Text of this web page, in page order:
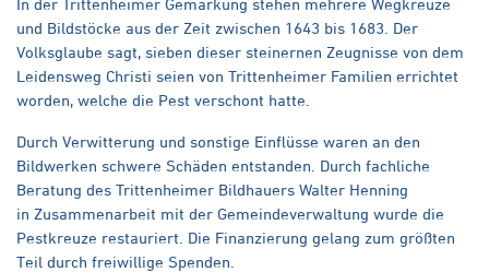
In der Trittenheimer Gemarkung stehen mehrere Wegkreuze
und Bildstöcke aus der Zeit zwischen 1643 bis 1683. Der
Volksglaube sagt, sieben dieser steinernen Zeugnisse von dem
Leidensweg Christi seien von Trittenheimer Familien errichtet
worden, welche die Pest verschont hatte.
Durch Verwitterung und sonstige Einflüsse waren an den
Bildwerken schwere Schäden entstanden. Durch fachliche
Beratung des Trittenheimer Bildhauers Walter Henning
in Zusammenarbeit mit der Gemeindeverwaltung wurde die
Pestkreuze restauriert. Die Finanzierung gelang zum größten
Teil durch freiwillige Spenden.